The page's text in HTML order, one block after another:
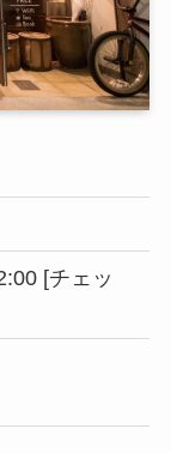
[チェッ